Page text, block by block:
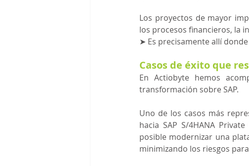
Los proyectos de mayor
los procesos financieros, la
➤ Es precisamente allí
Casos de éxito que
En Actiobyte hemos
transformación sobre SAP.
Uno de los casos más
hacia SAP S/4HANA
posible modernizar una
minimizando los riesgos